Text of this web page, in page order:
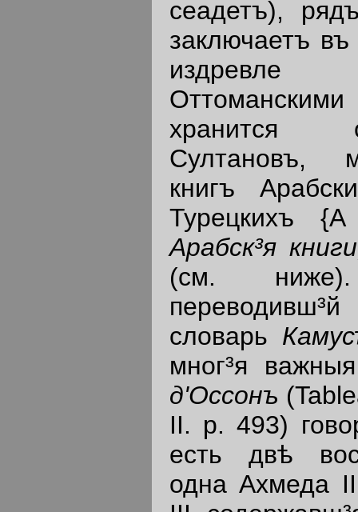
сеадетъ),
заключаетъ
хранится
Султановъ,
книгъ
Турецкихъ
Арабск³я
(см. ниже).
словарь
мног³я
д'Оссонъ
II. р. 493)
есть двѣ
одна Ахмеда